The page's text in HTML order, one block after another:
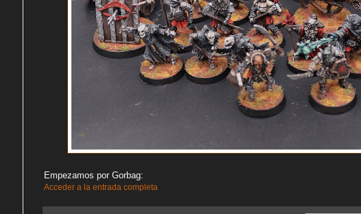
Empezamos por Gorbag:
Acceder a la entrada completa